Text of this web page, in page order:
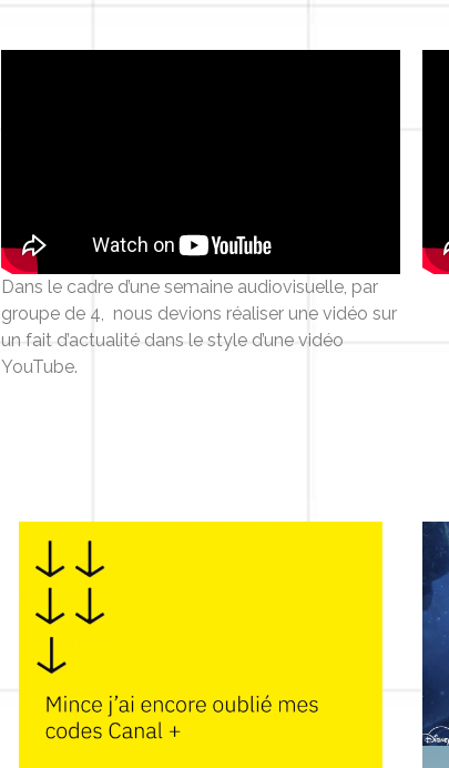
Dans le cadre d’une semaine audiovisuelle, par
groupe de 4, nous devions réaliser une vidéo sur
un fait d’actualité dans le style d’une vidéo
YouTube.